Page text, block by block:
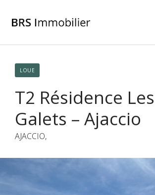
LOUE
T2 Résidence Les
Galets – Ajaccio
AJACCIO,